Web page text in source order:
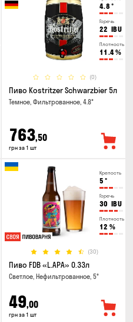
4.8 °
Горечь
22 IBU
Плотность
11.4%
(0)
Пиво Kostritzer Schwarzbier 5л
Темное, Фильтрованное, 4.8°
763,50
грн за 1 шт
Крепость
5 °
Горечь
30 IBU
Плотность
12 %
(30)
Пиво FDB «L.APA» 0.33л
Светлое, Нефильтрованное, 5°
49,00
грн за 1 шт